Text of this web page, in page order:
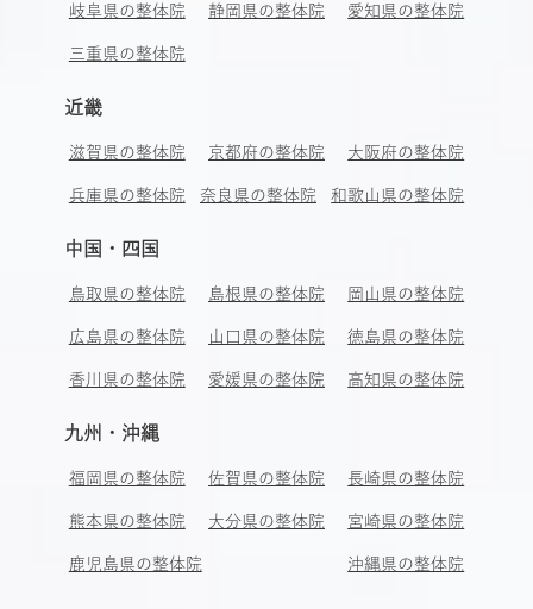
岐阜県の整体院 静岡県の整体院 愛知県の整体院
三重県の整体院
近畿
滋賀県の整体院 京都府の整体院 大阪府の整体院
兵庫県の整体院 奈良県の整体院 和歌山県の整体院
中国・四国
鳥取県の整体院 島根県の整体院 岡山県の整体院
広島県の整体院 山口県の整体院 徳島県の整体院
香川県の整体院 愛媛県の整体院 高知県の整体院
九州・沖縄
福岡県の整体院 佐賀県の整体院 長崎県の整体院
熊本県の整体院 大分県の整体院 宮崎県の整体院
鹿児島県の整体院 沖縄県の整体院